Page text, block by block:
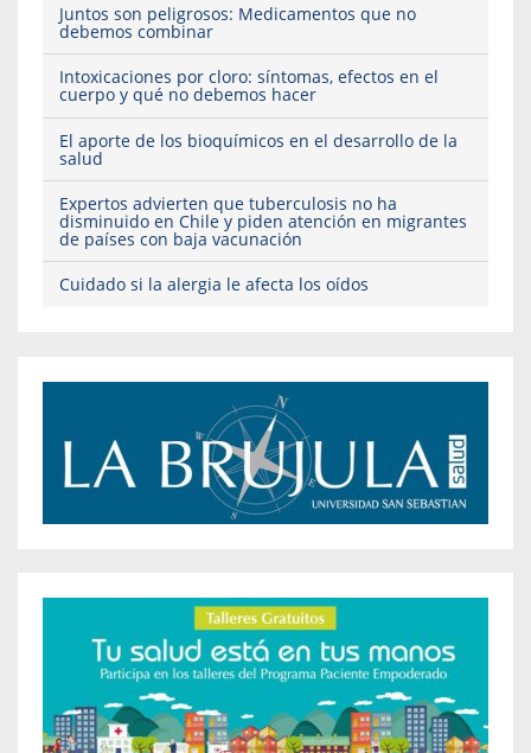
Juntos son peligrosos: Medicamentos que no
debemos combinar
Intoxicaciones por cloro: síntomas, efectos en el
cuerpo y qué no debemos hacer
El aporte de los bioquímicos en el desarrollo de la
salud
Expertos advierten que tuberculosis no ha
disminuido en Chile y piden atención en migrantes
de países con baja vacunación
Cuidado si la alergia le afecta los oídos